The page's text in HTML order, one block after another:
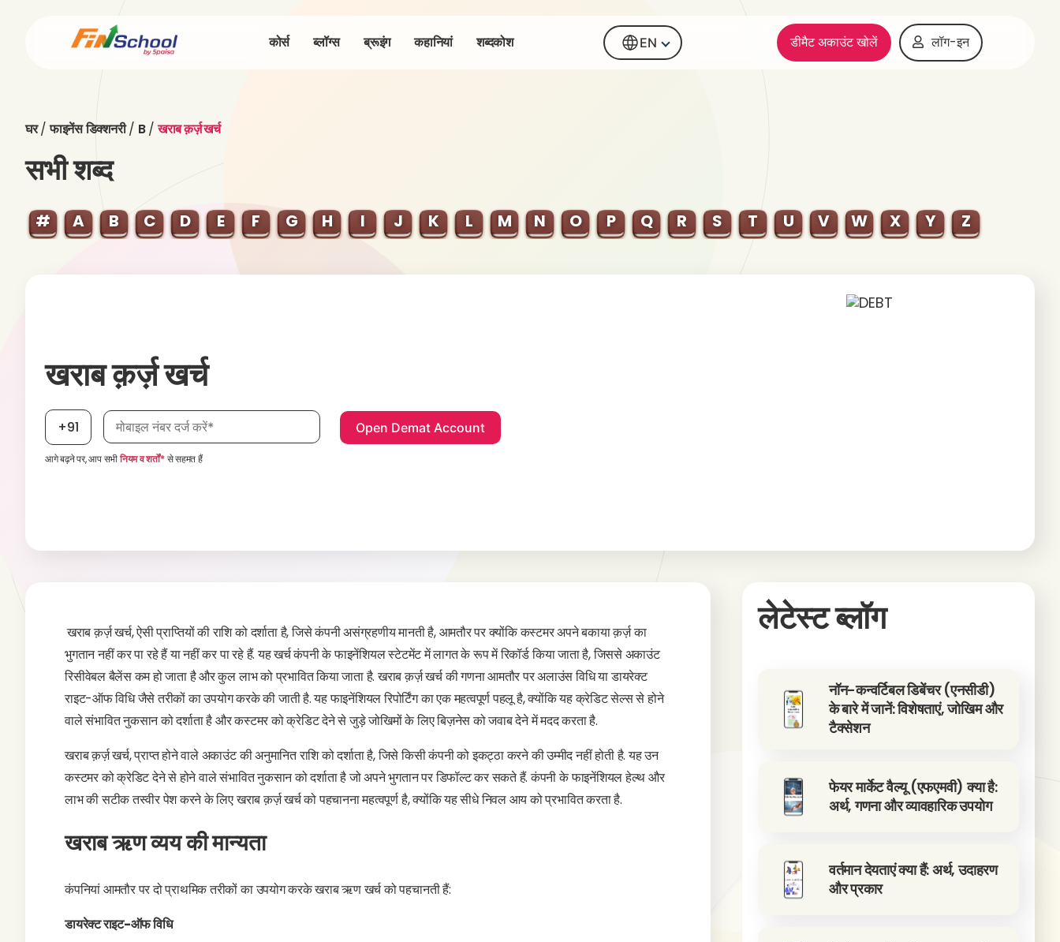
कोर्स ब्लॉग्स ब्रूइंग कहानियां शब्दकोश EN डीमैट अकाउंट खोलें लॉग-इन
घर/फाइनेंस डिक्शनरी/ B/खराब क़र्ज़ खर्च
सभी शब्द
# A B C D E F G H I J K L M N O P Q R S T U V W X Y Z
खराब क़र्ज़ खर्च
+91 मोबाइल नंबर आवश्यक है
आगे बढ़ने पर, आप सभीनियम व शर्तों*से सहमत हैं
खराब क़र्ज़ खर्च, ऐसी प्राप्तियों की राशि को दर्शाता है, जिसे कंपनी असंग्रहणीय मानती है, आमतौर पर क्योंकि कस्टमर अपने बकाया क़र्ज़ का
भुगतान नहीं कर पा रहे हैं या नहीं कर पा रहे हैं. यह खर्च कंपनी के फाइनेंशियल स्टेटमेंट में लागत के रूप में रिकॉर्ड किया जाता है, जिससे अकाउंट
रिसीवेबल बैलेंस कम हो जाता है और कुल लाभ को प्रभावित किया जाता है. खराब क़र्ज़ खर्च की गणना आमतौर पर अलाउंस विधि या डायरेक्ट
राइट-ऑफ विधि जैसे तरीकों का उपयोग करके की जाती है. यह फाइनेंशियल रिपोर्टिंग का एक महत्वपूर्ण पहलू है, क्योंकि यह क्रेडिट सेल्स से होने
वाले संभावित नुकसान को दर्शाता है और कस्टमर को क्रेडिट देने से जुड़े जोखिमों के लिए बिज़नेस को जवाब देने में मदद करता है.
खराब क़र्ज़ खर्च, प्राप्त होने वाले अकाउंट की अनुमानित राशि को दर्शाता है, जिसे किसी कंपनी को इकट्ठा करने की उम्मीद नहीं होती है. यह उन
कस्टमर को क्रेडिट देने से होने वाले संभावित नुकसान को दर्शाता है जो अपने भुगतान पर डिफॉल्ट कर सकते हैं. कंपनी के फाइनेंशियल हेल्थ और
लाभ की सटीक तस्वीर पेश करने के लिए खराब क़र्ज़ खर्च को पहचानना महत्वपूर्ण है, क्योंकि यह सीधे निवल आय को प्रभावित करता है.
खराब ऋण व्यय की मान्यता
कंपनियां आमतौर पर दो प्राथमिक तरीकों का उपयोग करके खराब ऋण खर्च को पहचानती हैं:
डायरेक्ट राइट-ऑफ विधि
लेटेस्ट ब्लॉग
नॉन-कन्वर्टिबल डिबेंचर (एनसीडी)
के बारे में जानें: विशेषताएं, जोखिम और
टैक्सेशन
फेयर मार्केट वैल्यू (एफएमवी) क्या है:
अर्थ, गणना और व्यावहारिक उपयोग
वर्तमान देयताएं क्या हैं: अर्थ, उदाहरण
और प्रकार